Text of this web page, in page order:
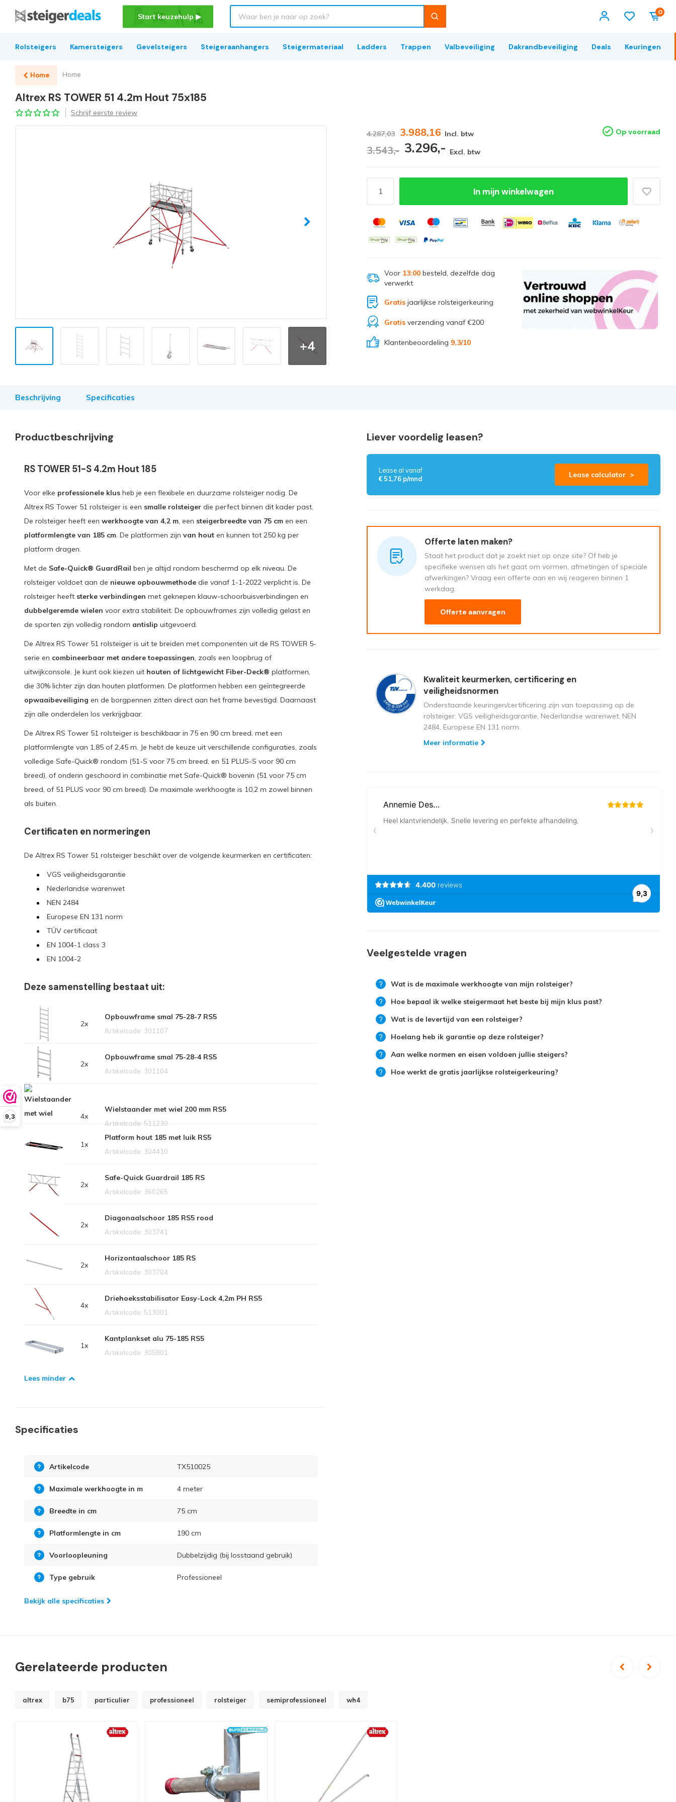
9,3
Start keuzehulp ▶ 0
Rolsteigers Kamersteigers Gevelsteigers Steigeraanhangers Steigermateriaal Ladders Trappen Valbeveiliging Dakrandbeveiliging Deals Keuringen
Home Home
Altrex RS TOWER 51 4.2m Hout 75x185
Schrijf eerste review
+4
4.287,03 3.988,16 Incl. btw
3.543,- 3.296,- Excl. btw
Op voorraad
In mijn winkelwagen
Voor 13:00 besteld, dezelfde dag
verwerkt
Gratis jaarlijkse rolsteigerkeuring
Gratis verzending vanaf €200
Klantenbeoordeling 9,3/10
Beschrijving Specificaties
Productbeschrijving
RS TOWER 51-S 4.2m Hout 185
Voor elke professionele klusheb je een flexibele en duurzame rolsteiger nodig. De
Altrex RS Tower 51 rolsteiger is een smalle rolsteigerdie perfect binnen dit kader past.
De rolsteiger heeft een werkhoogte van 4,2 m, een steigerbreedte van 75 cmen een
platformlengte van 185 cm. De platformen zijn van houten kunnen tot 250 kg per
platform dragen.
Met de Safe-Quick® GuardRail ben je altijd rondom beschermd op elk niveau. De
rolsteiger voldoet aan de nieuwe opbouwmethodedie vanaf 1-1-2022 verplicht is. De
rolsteiger heeft sterke verbindingen met geknepen klauw-schoorbuisverbindingen en
dubbelgeremde wielen voor extra stabiliteit. De opbouwframes zijn volledig gelast en
de sporten zijn volledig rondom antislip uitgevoerd.
De Altrex RS Tower 51 rolsteiger is uit te breiden met componenten uit de RS TOWER 5-
serie en combineerbaar met andere toepassingen, zoals een loopbrug of
uitwijkconsole. Je kunt ook kiezen uit houten of lichtgewicht Fiber-Deck® platformen,
die 30% lichter zijn dan houten platformen. De platformen hebben een geïntegreerde
opwaaibeveiliging en de borgpennen zitten direct aan het frame bevestigd. Daarnaast
zijn alle onderdelen los verkrijgbaar.
De Altrex RS Tower 51 rolsteiger is beschikbaar in 75 en 90 cm breed, met een
platformlengte van 1,85 of 2,45 m. Je hebt de keuze uit verschillende configuraties, zoals
volledige Safe-Quick® rondom (51-S voor 75 cm breed, en 51 PLUS-S voor 90 cm
breed), of onderin geschoord in combinatie met Safe-Quick® bovenin (51 voor 75 cm
breed, of 51 PLUS voor 90 cm breed). De maximale werkhoogte is 10,2 m zowel binnen
als buiten.
Certificaten en normeringen
De Altrex RS Tower 51 rolsteiger beschikt over de volgende keurmerken en certificaten:
VGS veiligheidsgarantie
Nederlandse warenwet
NEN 2484
Europese EN 131 norm
TÜV certificaat
EN 1004-1 class 3
EN 1004-2
Deze samenstelling bestaat uit:
2x
Opbouwframe smal 75-28-7 RS5
Artikelcode: 301107
2x
Opbouwframe smal 75-28-4 RS5
Artikelcode: 301104
4x
Wielstaander met wiel 200 mm RS5
Artikelcode: 511230
1x
Platform hout 185 met luik RS5
Artikelcode: 304410
2x
Safe-Quick Guardrail 185 RS
Artikelcode: 360265
2x
Diagonaalschoor 185 RS5 rood
Artikelcode: 303741
2x
Horizontaalschoor 185 RS
Artikelcode: 303704
4x
Driehoeksstabilisator Easy-Lock 4,2m PH RS5
Artikelcode: 513001
1x
Kantplankset alu 75-185 RS5
Artikelcode: 305801
Lees minder
Specificaties
Artikelcode TX510025
Maximale werkhoogte in m 4 meter
Breedte in cm 75 cm
Platformlengte in cm 190 cm
Voorloopleuning Dubbelzijdig (bij losstaand gebruik)
Type gebruik Professioneel
Bekijk alle specificaties
Liever voordelig leasen?
Lease al vanaf
€ 51,76 p/mnd
Lease calculator >
Offerte laten maken?
Staat het product dat je zoekt niet op onze site? Of heb je
specifieke wensen als het gaat om vormen, afmetingen of speciale
afwerkingen? Vraag een offerte aan en wij reageren binnen 1
werkdag.
Offerte aanvragen
Kwaliteit keurmerken, certificering en
veiligheidsnormen
Onderstaande keuringen/certificering zijn van toepassing op de
rolsteiger: VGS veiligheidsgarantie, Nederlandse warenwet, NEN
2484, Europese EN 131 norm.
Meer informatie
Veelgestelde vragen
Wat is de maximale werkhoogte van mijn rolsteiger?
Hoe bepaal ik welke steigermaat het beste bij mijn klus past?
Wat is de levertijd van een rolsteiger?
Hoelang heb ik garantie op deze rolsteiger?
Aan welke normen en eisen voldoen jullie steigers?
Hoe werkt de gratis jaarlijkse rolsteigerkeuring?
Gerelateerde producten
altrex b75 particulier professioneel rolsteiger semiprofessioneel wh4